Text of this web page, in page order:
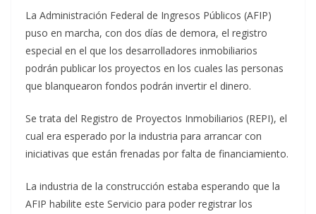
La Administración Federal de Ingresos Públicos (AFIP)
puso en marcha, con dos días de demora, el registro
especial en el que los desarrolladores inmobiliarios
podrán publicar los proyectos en los cuales las personas
que blanquearon fondos podrán invertir el dinero.
Se trata del Registro de Proyectos Inmobiliarios (REPI), el
cual era esperado por la industria para arrancar con
iniciativas que están frenadas por falta de financiamiento.
La industria de la construcción estaba esperando que la
AFIP habilite este Servicio para poder registrar los